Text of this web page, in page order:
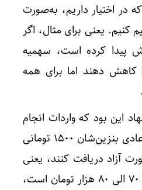
در اختیار داریم، به‌صورت
کنیم. یعنی برای مثال، اگر
کاهش پیدا کرده است، سهمیه
تا ۱۵ درصد کاهش دهند اما برای همه
این بود که واردات انجام
شود، اما مردم سهمیه عادی‌ بنزین‌شان ۱۵۰۰ تومانی
آزاد دریافت کنند، یعنی
به قیمت فوب که همان ۷۰ الی ۸۰ هزار تومان است،